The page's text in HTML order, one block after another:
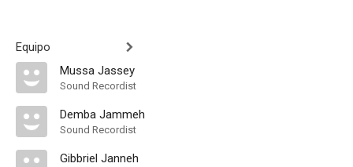
Equipo
Mussa Jassey
Sound Recordist
Demba Jammeh
Sound Recordist
Gibbriel Janneh